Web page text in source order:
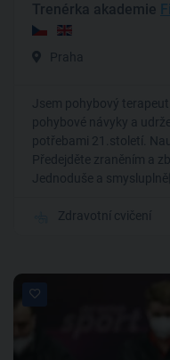
Trenérka akademie
Praha
Jsem pohybový
pohybové návyky a
potřebami 21.století.
Předejděte zraněním a
Jednoduše a
Zdravotní cvičení